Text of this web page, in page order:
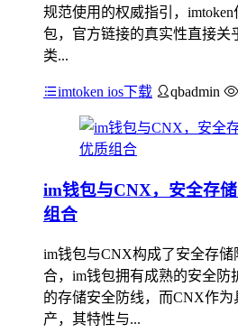
规范使用的权威指引，
包，官方链接的真实性直接关
类...
imtoken ios下载 qbadmin
im钱包与CNX，安全存
组合
im钱包与CNX构成了安全存储
合，im钱包拥有成熟的安全防
的存储安全防线，而CNX作
产，其特性与...